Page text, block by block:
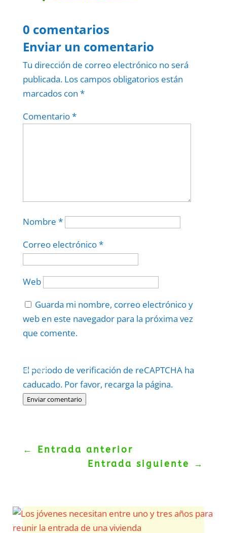
0 comentarios
Enviar un comentario
Tu dirección de correo electrónico no será
publicada. Los campos obligatorios están
marcados con *
Comentario*
Nombre *
Correo electrónico*
Web
Guarda mi nombre, correo electrónico y
web en este navegador para la próxima vez
que comente.
El periodo de verificación de reCAPTCHA ha
caducado. Por favor, recarga la página.
Enviar comentario
Politica–Términos.
← Entrada anterior
Entrada siguiente
→